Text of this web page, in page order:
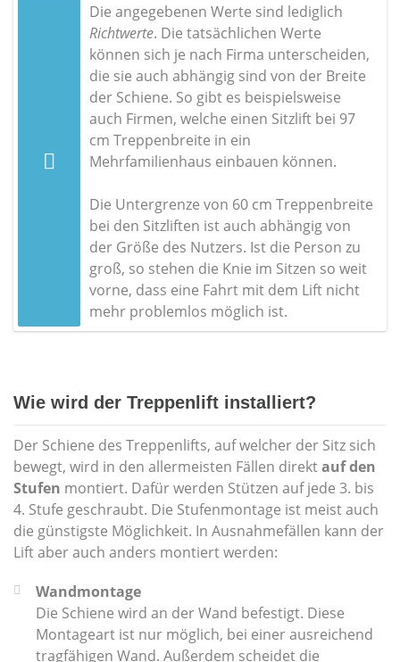
Die angegebenen Werte sind lediglich
Richtwerte. Die tatsächlichen Werte
können sich je nach Firma unterscheiden,
die sie auch abhängig sind von der Breite
der Schiene. So gibt es beispielsweise
auch Firmen, welche einen Sitzlift bei 97
cm Treppenbreite in ein
Mehrfamilienhaus einbauen können.
Die Untergrenze von 60 cm Treppenbreite
bei den Sitzliften ist auch abhängig von
der Größe des Nutzers. Ist die Person zu
groß, so stehen die Knie im Sitzen so weit
vorne, dass eine Fahrt mit dem Lift nicht
mehr problemlos möglich ist.
Wie wird der Treppenlift installiert?
Der Schiene des Treppenlifts, auf welcher der Sitz sich
bewegt, wird in den allermeisten Fällen direktauf den
Stufen montiert. Dafür werden Stützen auf jede 3. bis
4. Stufe geschraubt. Die Stufenmontage ist meist auch
die günstigste Möglichkeit. In Ausnahmefällen kann der
Lift aber auch anders montiert werden:
Wandmontage
Die Schiene wird an der Wand befestigt. Diese
Montageart ist nur möglich, bei einer ausreichend
tragfähigen Wand. Außerdem scheidet die